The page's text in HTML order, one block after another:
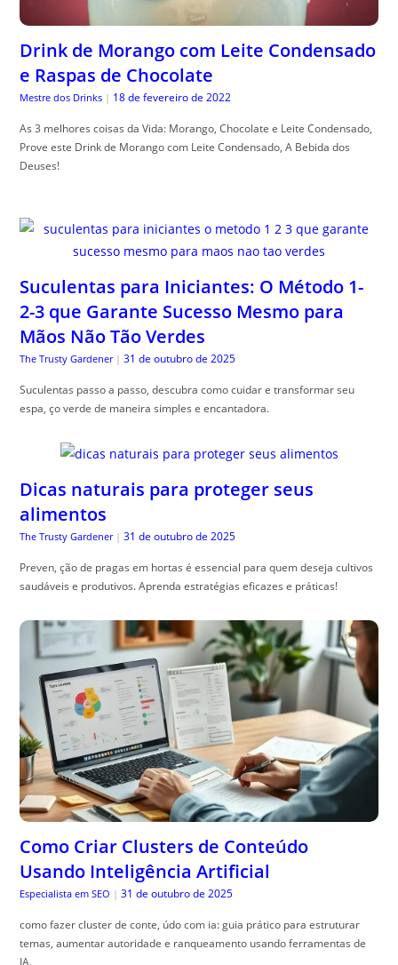
Drink de Morango com Leite Condensado
e Raspas de Chocolate
Mestre dos Drinks | 18 de fevereiro de 2022
As 3 melhores coisas da Vida: Morango, Chocolate e Leite Condensado,
Prove este Drink de Morango com Leite Condensado, A Bebida dos
Deuses!
Suculentas para Iniciantes: O Método 1-
2-3 que Garante Sucesso Mesmo para
Mãos Não Tão Verdes
The Trusty Gardener | 31 de outubro de 2025
Suculentas passo a passo, descubra como cuidar e transformar seu
espa, ço verde de maneira simples e encantadora.
Dicas naturais para proteger seus
alimentos
The Trusty Gardener | 31 de outubro de 2025
Preven, ção de pragas em hortas é essencial para quem deseja cultivos
saudáveis e produtivos. Aprenda estratégias eficazes e práticas!
Como Criar Clusters de Conteúdo
Usando Inteligência Artificial
Especialista em SEO | 31 de outubro de 2025
como fazer cluster de conte, údo com ia: guia prático para estruturar
temas, aumentar autoridade e ranqueamento usando ferramentas de
IA.